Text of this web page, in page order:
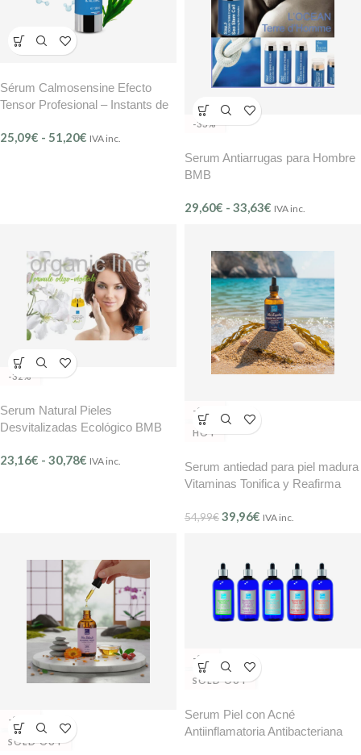
Sérum Calmosensine Efecto
Tensor Profesional – Instants de
25,09€ - 51,20€ IVA inc.
-33%
Serum Antiarrugas para Hombre
BMB
29,60€ - 33,63€ IVA inc.
-32%
Serum Natural Pieles
Desvitalizadas Ecológico BMB
23,16€ - 30,78€ IVA inc.
-27%
HOT
Serum antiedad para piel madura
Vitaminas Tonifica y Reafirma
54,99€39,96€ IVA inc.
-22%
SOLD OUT
-8%
SOLD OUT
Serum Piel con Acné
Antiinflamatoria Antibacteriana